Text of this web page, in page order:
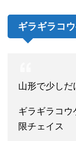
ギラギラコ
山形で少しだ
ギラギラコ
限チェイス